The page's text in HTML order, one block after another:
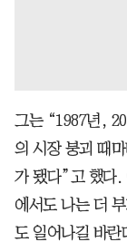
그는 “1987년,
의 시장 붕괴 때
가 됐다”고 했다.
에서도 나는 더
도 일어나길 바